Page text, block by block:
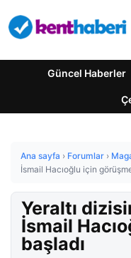
Güncel Haberler
Ana sayfa › Forumlar ›
İsmail Hacıoğlu için
Yeraltı
İsmail
başladı